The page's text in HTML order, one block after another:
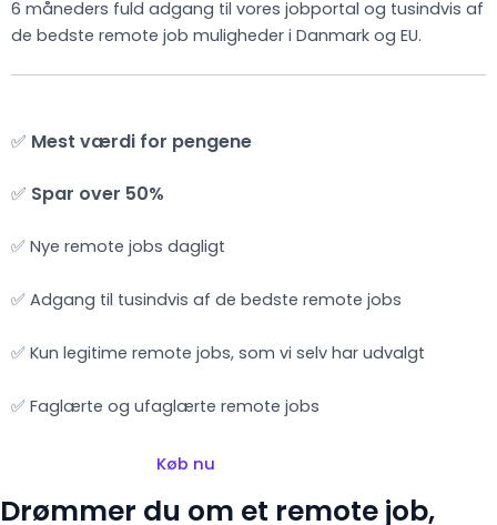
6 måneders fuld adgang til vores jobportal og tusindvis af
de bedste remote job muligheder i Danmark og EU.
✅ Mest værdi for pengene
✅ Spar over 50%
✅ Nye remote jobs dagligt
✅ Adgang til tusindvis af de bedste remote jobs
✅ Kun legitime remote jobs, som vi selv har udvalgt
✅ Faglærte og ufaglærte remote jobs
Køb nu
Drømmer du om et remote job,